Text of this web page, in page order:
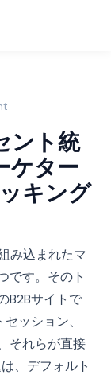
ント統
ケター
キング
み込まれたマ
です。そのト
B2Bサイトで
ッション、
それらが直接
、デフォルト